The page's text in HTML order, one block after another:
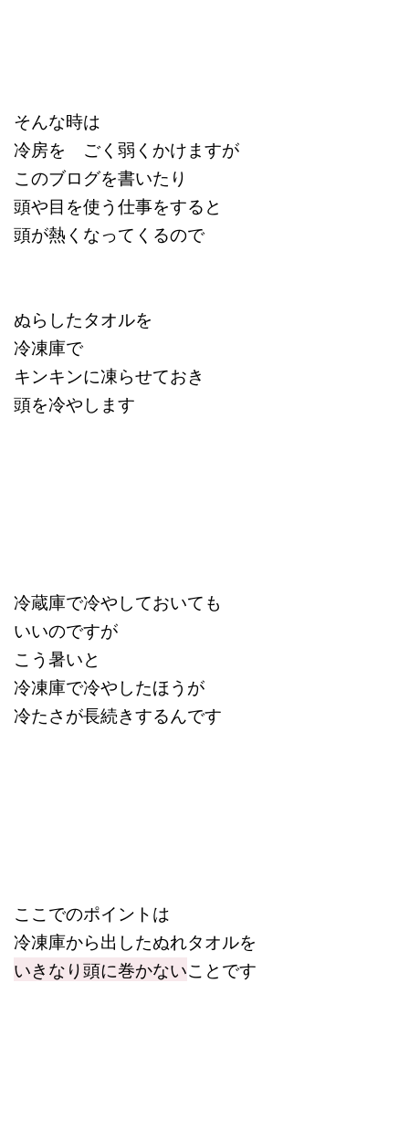
そんな時は
冷房を ごく弱くかけますが
このブログを書いたり
頭や目を使う仕事をすると
頭が熱くなってくるので
ぬらしたタオルを
冷凍庫で
キンキンに凍らせておき
頭を冷やします
冷蔵庫で冷やしておいても
いいのですが
こう暑いと
冷凍庫で冷やしたほうが
冷たさが長続きするんです
ここでのポイントは
冷凍庫から出したぬれタオルを
いきなり頭に巻かないことです